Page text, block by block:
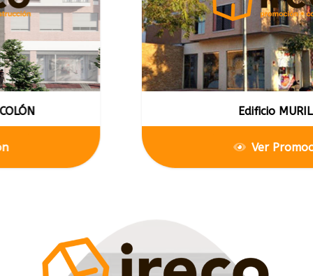
Edificio MURILLO
Ver Promoción